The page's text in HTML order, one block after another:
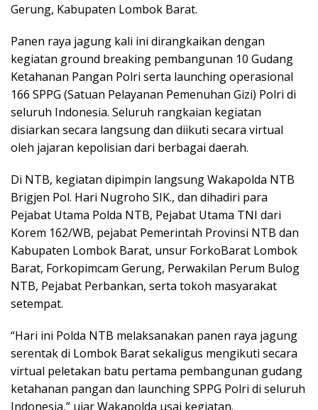
Gerung, Kabupaten Lombok Barat.
Panen raya jagung kali ini dirangkaikan dengan
kegiatan ground breaking pembangunan 10 Gudang
Ketahanan Pangan Polri serta launching operasional
166 SPPG (Satuan Pelayanan Pemenuhan Gizi) Polri di
seluruh Indonesia. Seluruh rangkaian kegiatan
disiarkan secara langsung dan diikuti secara virtual
oleh jajaran kepolisian dari berbagai daerah.
Di NTB, kegiatan dipimpin langsung Wakapolda NTB
Brigjen Pol. Hari Nugroho SIK., dan dihadiri para
Pejabat Utama Polda NTB, Pejabat Utama TNI dari
Korem 162/WB, pejabat Pemerintah Provinsi NTB dan
Kabupaten Lombok Barat, unsur ForkoBarat Lombok
Barat, Forkopimcam Gerung, Perwakilan Perum Bulog
NTB, Pejabat Perbankan, serta tokoh masyarakat
setempat.
“Hari ini Polda NTB melaksanakan panen raya jagung
serentak di Lombok Barat sekaligus mengikuti secara
virtual peletakan batu pertama pembangunan gudang
ketahanan pangan dan launching SPPG Polri di seluruh
Indonesia,” ujar Wakapolda usai kegiatan.